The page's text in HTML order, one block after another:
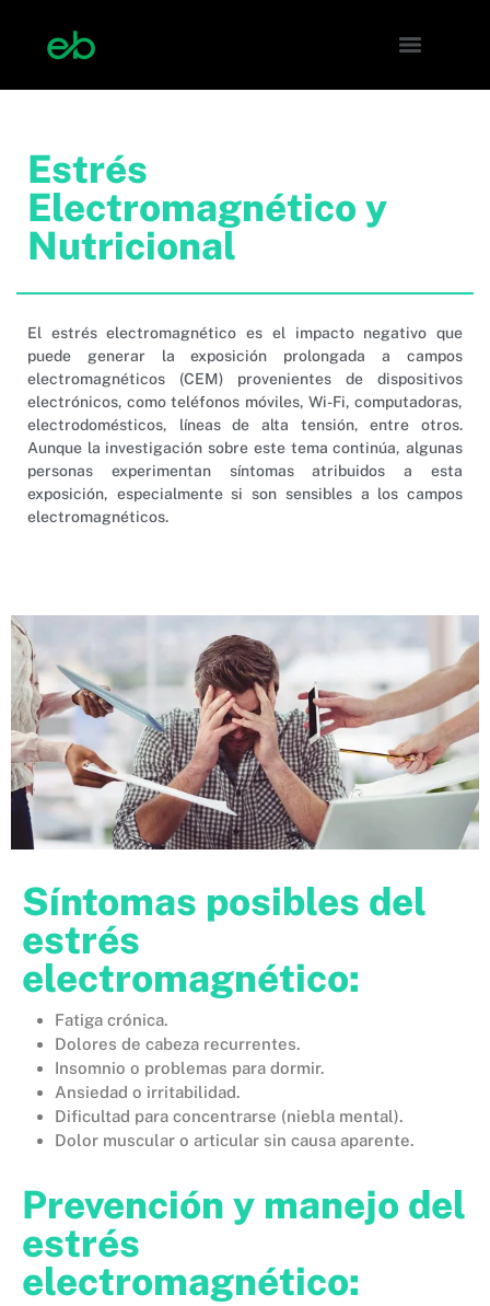
Estrés
Electromagnético y
Nutricional
El estrés electromagnético es el impacto negativo que
puede generar la exposición prolongada a campos
electromagnéticos (CEM) provenientes de dispositivos
electrónicos, como teléfonos móviles, Wi-Fi, computadoras,
electrodomésticos, líneas de alta tensión, entre otros.
Aunque la investigación sobre este tema continúa, algunas
personas experimentan síntomas atribuidos a esta
exposición, especialmente si son sensibles a los campos
electromagnéticos.
Síntomas posibles del
estrés
electromagnético:
Fatiga crónica.
Dolores de cabeza recurrentes.
Insomnio o problemas para dormir.
Ansiedad o irritabilidad.
Dificultad para concentrarse (niebla mental).
Dolor muscular o articular sin causa aparente.
Prevención y manejo del
estrés
electromagnético: